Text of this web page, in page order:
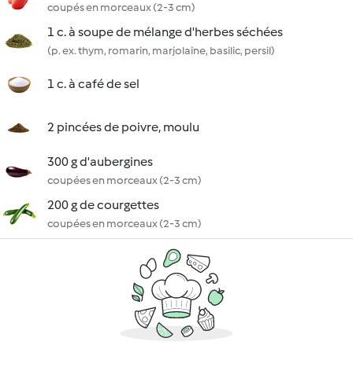
coupés en morceaux (2-3 cm)
1 c. à soupe de mélange d'herbes séchées
(p. ex. thym, romarin, marjolaine, basilic, persil)
1 c. à café de sel
2 pincées de poivre, moulu
300 g d'aubergines
coupées en morceaux (2-3 cm)
200 g de courgettes
coupées en morceaux (2-3 cm)